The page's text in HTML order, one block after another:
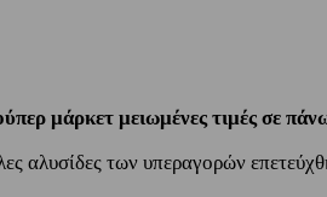
μάρκετ μειωμένες τιμές σε
αλυσίδες των υπεραγορών